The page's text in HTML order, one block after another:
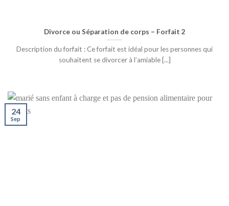
Divorce ou Séparation de corps – Forfait 2
Description du forfait : Ce forfait est idéal pour les personnes qui
souhaitent se divorcer à l’amiable [...]
24
Sep